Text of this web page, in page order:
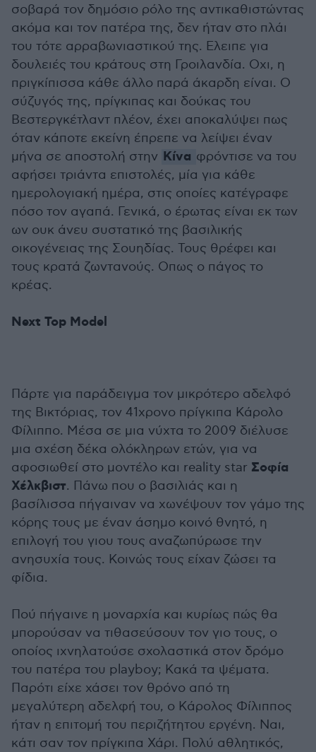
σοβαρά τον δημόσιο ρόλο της αντικαθιστώντας
ακόμα και τον πατέρα της, δεν ήταν στο πλάι
του τότε αρραβωνιαστικού της. Ελειπε για
δουλειές του κράτους στη Γροιλανδία. Οχι, η
πριγκίπισσα κάθε άλλο παρά άκαρδη είναι. Ο
σύζυγός της, πρίγκιπας και δούκας του
Βεστεργκέτλαντ πλέον, έχει αποκαλύψει πως
όταν κάποτε εκείνη έπρεπε να λείψει έναν
μήνα σε αποστολή στην Κίνα φρόντισε να του
αφήσει τριάντα επιστολές, μία για κάθε
ημερολογιακή ημέρα, στις οποίες κατέγραφε
πόσο τον αγαπά. Γενικά, ο έρωτας είναι εκ των
ων ουκ άνευ συστατικό της βασιλικής
οικογένειας της Σουηδίας. Τους θρέφει και
τους κρατά ζωντανούς. Οπως ο πάγος το
κρέας.
Next Top Model
Πάρτε για παράδειγμα τον μικρότερο αδελφό
της Βικτόριας, τον 41χρονο πρίγκιπα Κάρολο
Φίλιππο. Μέσα σε μια νύχτα το 2009 διέλυσε
μια σχέση δέκα ολόκληρων ετών, για να
αφοσιωθεί στο μοντέλο και reality star Σοφία
Χέλκβιστ. Πάνω που ο βασιλιάς και η
βασίλισσα πήγαιναν να χωνέψουν τον γάμο της
κόρης τους με έναν άσημο κοινό θνητό, η
επιλογή του γιου τους αναζωπύρωσε την
ανησυχία τους. Κοινώς τους είχαν ζώσει τα
φίδια.
Πού πήγαινε η μοναρχία και κυρίως πώς θα
μπορούσαν να τιθασεύσουν τον γιο τους, ο
οποίος ιχνηλατούσε σχολαστικά στον δρόμο
του πατέρα του playboy; Κακά τα ψέματα.
Παρότι είχε χάσει τον θρόνο από τη
μεγαλύτερη αδελφή του, ο Κάρολος Φίλιππος
ήταν η επιτομή του περιζήτητου εργένη. Ναι,
κάτι σαν τον πρίγκιπα Χάρι. Πολύ αθλητικός,